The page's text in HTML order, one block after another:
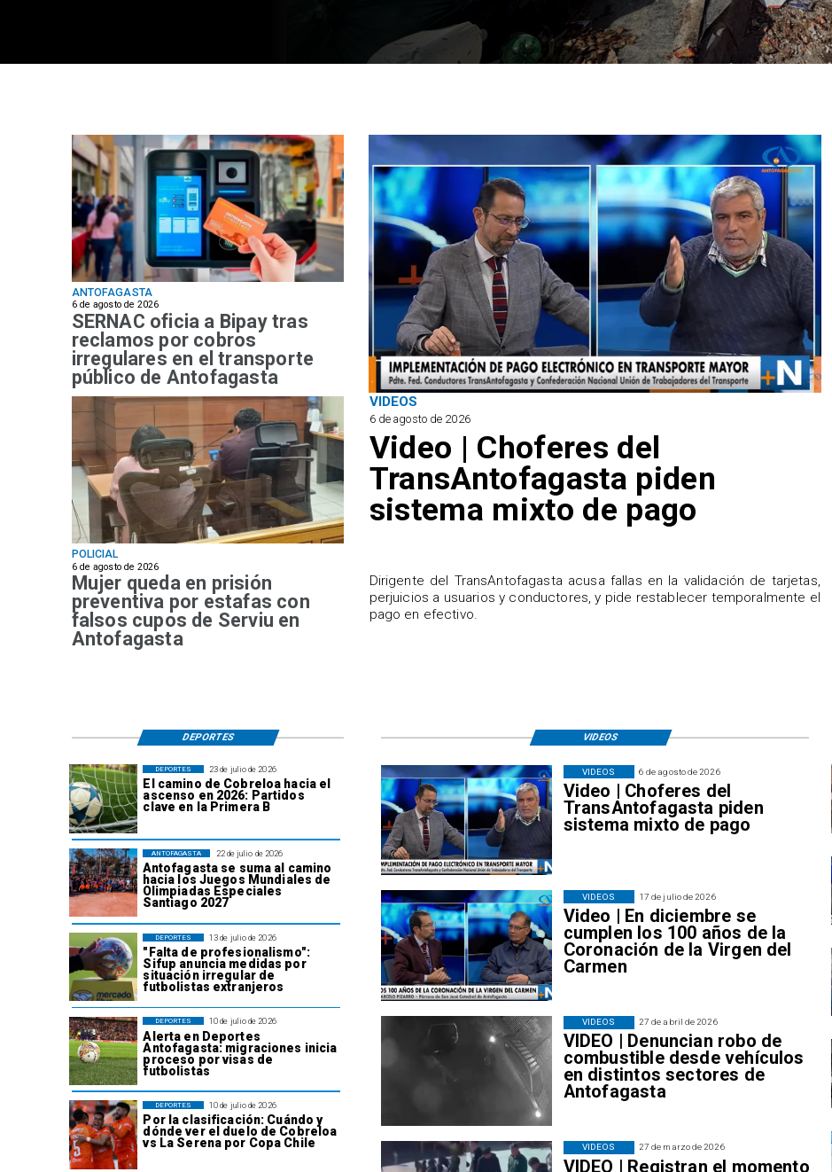
ANTOFAGASTA
6 de agosto de 2026
SERNAC oficia a Bipay tras
reclamos por cobros
irregulares en el transporte
público de Antofagasta
VIDEOS
6 de agosto de 2026
Video | Choferes del
TransAntofagasta piden
sistema mixto de pago
​Dirigente del TransAntofagasta acusa fallas en la validación de tarjetas,
perjuicios a usuarios y conductores, y pide restablecer temporalmente el
pago en efectivo.
POLICIAL
6 de agosto de 2026
Mujer queda en prisión
preventiva por estafas con
falsos cupos de Serviu en
Antofagasta
23 de julio de 2026
El camino de Cobreloa hacia el
ascenso en 2026: Partidos
clave en la Primera B
DEPORTES
22 de julio de 2026
Antofagasta se suma al camino
hacia los Juegos Mundiales de
Olimpiadas Especiales
Santiago 2027
ANTOFAGASTA
13 de julio de 2026
"Falta de profesionalismo":
Sifup anuncia medidas por
situación irregular de
futbolistas extranjeros
DEPORTES
10 de julio de 2026
Alerta en Deportes
Antofagasta: migraciones inicia
proceso por visas de
futbolistas
DEPORTES
10 de julio de 2026
Por la clasificación: Cuándo y
dónde ver el duelo de Cobreloa
vs La Serena por Copa Chile
DEPORTES
6 de agosto de 2026
Video | Choferes del
TransAntofagasta piden
sistema mixto de pago
VIDEOS
17 de julio de 2026
Video | En diciembre se
cumplen los 100 años de la
Coronación de la Virgen del
Carmen
VIDEOS
27 de abril de 2026
VIDEO | Denuncian robo de
combustible desde vehículos
en distintos sectores de
Antofagasta
VIDEOS
27 de marzo de 2026
VIDEO | Registran el momento
VIDEOS
VIDEOS
DEPORTES